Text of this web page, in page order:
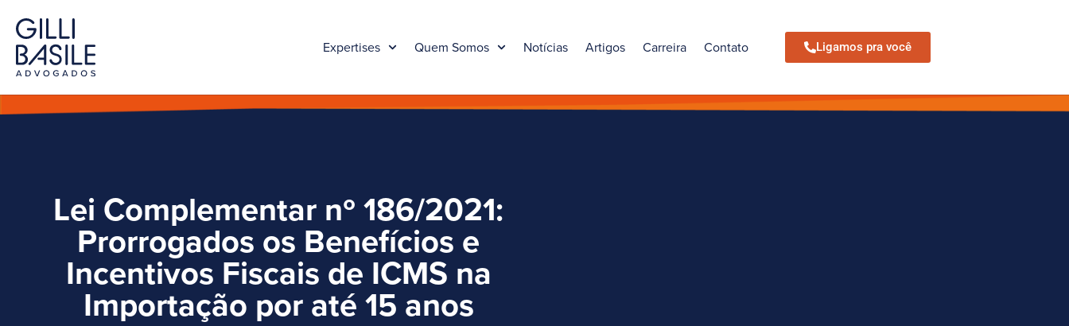
Expertises Quem Somos Notícias Artigos Carreira Contato Ligamos pra você
Lei Complementar nº 186/2021:
Prorrogados os Benefícios e
Incentivos Fiscais de ICMS na
Importação por até 15 anos